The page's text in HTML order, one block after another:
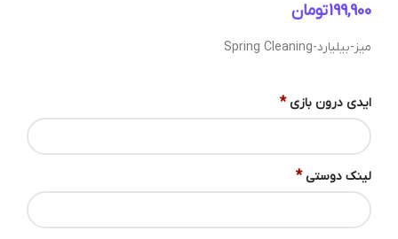
تومان
میز-بیلیارد-Spring Cleaning
ایدی درون بازی *
لینک دوستی *